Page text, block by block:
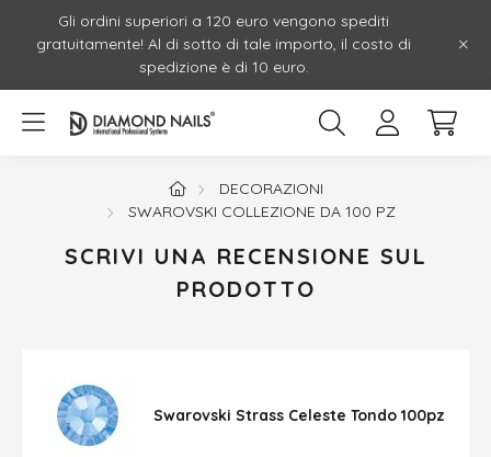
Gli ordini superiori a 120 euro vengono spediti
gratuitamente! Al di sotto di tale importo, il costo di
spedizione è di 10 euro.
DECORAZIONI
SWAROVSKI COLLEZIONE DA 100 PZ
SCRIVI UNA RECENSIONE SUL
PRODOTTO
Swarovski Strass Celeste Tondo 100pz